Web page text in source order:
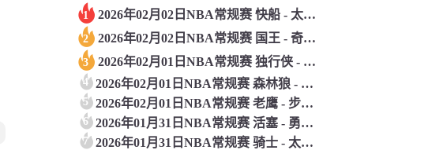
1 2026年02月02日NBA常规赛 快船 - 太阳 全场录像
2 2026年02月02日NBA常规赛 国王 - 奇才 全场录像
3 2026年02月01日NBA常规赛 独行侠 - 火箭 全场录像
4 2026年02月01日NBA常规赛 森林狼 - 灰熊 全场录像
5 2026年02月01日NBA常规赛 老鹰 - 步行者 全场录像
6 2026年01月31日NBA常规赛 活塞 - 勇士 全场录像
7 2026年01月31日NBA常规赛 骑士 - 太阳 全场录像